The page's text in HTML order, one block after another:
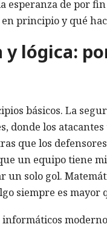
esperanza de por
en principio y qué
lógica:
básicos. La
donde los
que los
un equipo tiene
un solo gol.
siempre es